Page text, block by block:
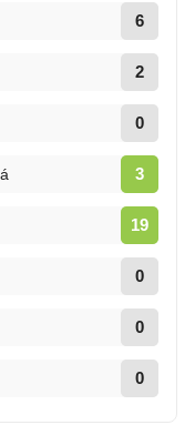
6
2
0
3
19
0
0
0